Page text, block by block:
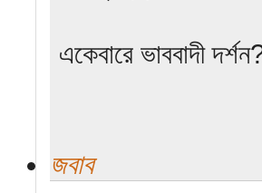
একেবারে ভাববাদী
জবাব